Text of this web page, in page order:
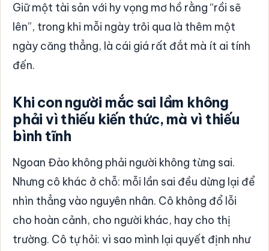
Giữ một tài sản với hy vọng mơ hồ rằng “rồi sẽ
lên”, trong khi mỗi ngày trôi qua là thêm một
ngày căng thẳng, là cái giá rất đắt mà ít ai tính
đến.
Khi con người mắc sai lầm không
phải vì thiếu kiến thức, mà vì thiếu
bình tĩnh
Ngoan Đào không phải người không từng sai.
Nhưng cô khác ở chỗ: mỗi lần sai đều dừng lại để
nhìn thẳng vào nguyên nhân. Cô không đổ lỗi
cho hoàn cảnh, cho người khác, hay cho thị
trường. Cô tự hỏi: vì sao mình lại quyết định như